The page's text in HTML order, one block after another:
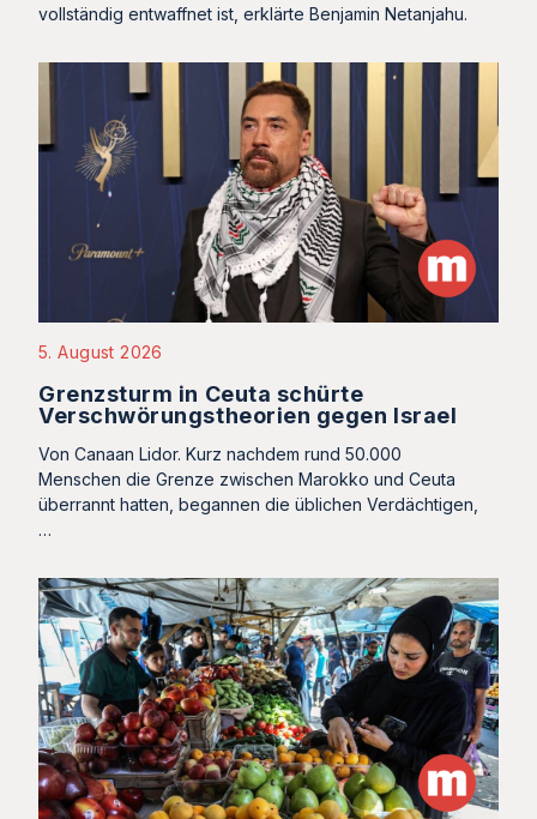
vollständig entwaffnet ist, erklärte Benjamin Netanjahu.
5. August 2026
Grenzsturm in Ceuta schürte
Verschwörungstheorien gegen Israel
Von Canaan Lidor. Kurz nachdem rund 50.000
Menschen die Grenze zwischen Marokko und Ceuta
überrannt hatten, begannen die üblichen Verdächtigen,
…